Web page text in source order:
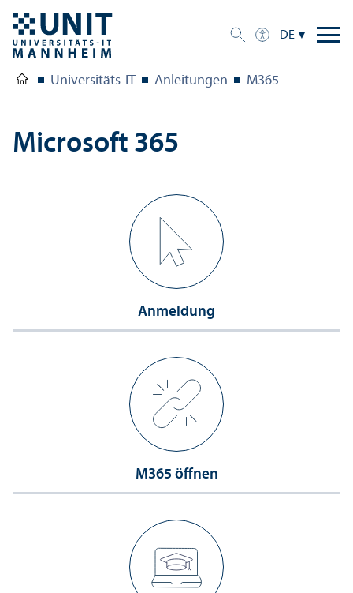
DE
Universitäts-IT Anleitungen M365
Microsoft 365
Anmeldung
M365 öffnen